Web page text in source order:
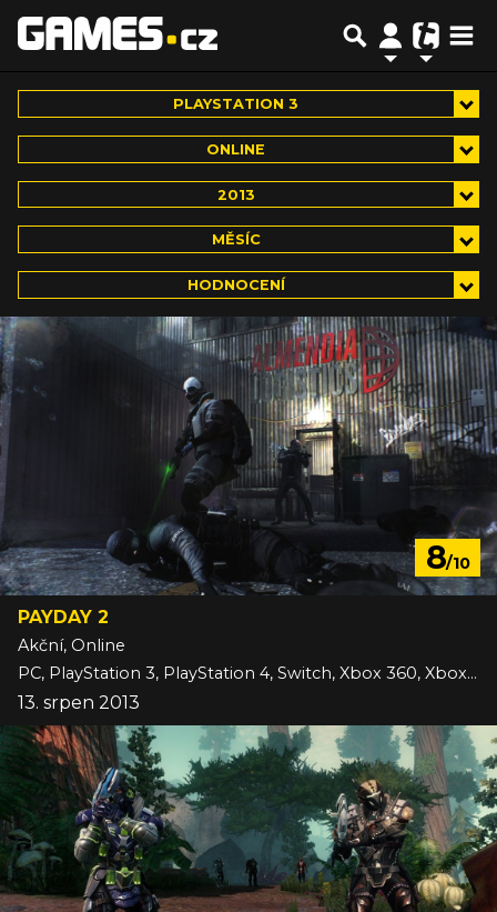
PLAYSTATION 3
ONLINE
2013
MĚSÍC
HODNOCENÍ
8/10
PAYDAY 2
Akční, Online
PC, PlayStation 3, PlayStation 4, Switch, Xbox 360, Xbox One
13. srpen 2013